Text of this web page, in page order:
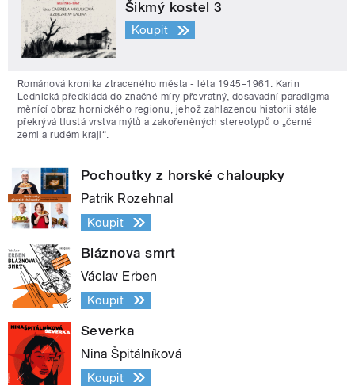
Šikmý kostel 3
Koupit
Románová kronika ztraceného města - léta 1945–1961. Karin
Lednická předkládá do značné míry převratný, dosavadní paradigma
měnící obraz hornického regionu, jehož zahlazenou historii stále
překrývá tlustá vrstva mýtů a zakořeněných stereotypů o „černé
zemi a rudém kraji“.
Pochoutky z horské chaloupky
Patrik Rozehnal
Koupit
Bláznova smrt
Václav Erben
Koupit
Severka
Nina Špitálníková
Koupit